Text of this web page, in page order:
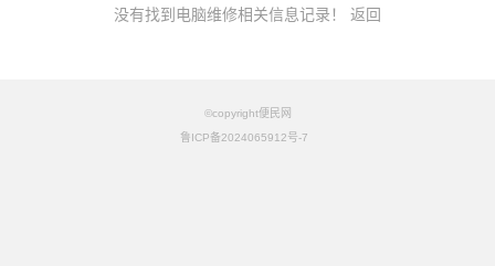
没有找到电脑维修相关信息记录！ 返回
©copyright便民网
鲁ICP备2024065912号-7